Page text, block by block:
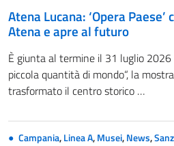
Atena Lucana: ‘Opera
Atena e apre al futuro
È giunta al termine il 31 luglio 2026
piccola quantità di mondo“, la
trasformato il centro storico …
Campania,Linea A,Musei,News,